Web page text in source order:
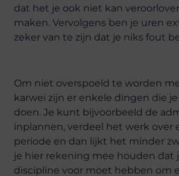
dat het je ook niet kan
maken. Vervolgens ben je uren
zeker van te zijn dat je niks fout
Om niet overspoeld te worden
karwei zijn er enkele dingen die
doen. Je kunt bijvoorbeeld de
inplannen, verdeel het werk over
periode en dan lijkt het minder
je hier rekening mee houden dat
discipline voor moet hebben om